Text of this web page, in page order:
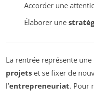
Accorder une
Élaborer une
La rentrée représente
projets et se fixer de
l’entrepreneuriat. Pour